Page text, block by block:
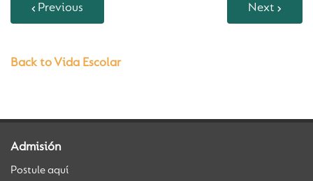
Previous Next
Back to Vida Escolar
Admisión
Postule aquí